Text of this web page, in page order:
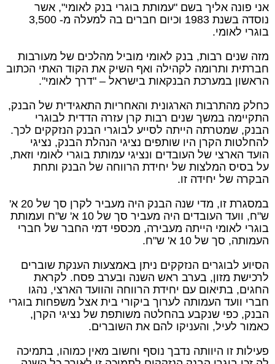
אני פונה אליך בשם "עמותת בוגרי בנק לאומי", אשר
נוסדה בשנת 1983 וכיום חברים בה למעלה מ- 3,500
בוגרי לאומי.
מזה שנים רבות, בנק לאומי מוביל מהלכים של מעורבות
חברתית ותרומה לקהילה ואף השיק את הקוד האתי הכתוב
הראשון במערכת הבנקאות בישראל – "דרך לאומי".
כחלק מהתרבות הארגונית והאחריות התאגידית של הבנק,
התקיימה במשך שנים רבות קרן עזרה הדדית לבוגרי
הבנק, שמטרתה הייתה לסייע לבוגרי הבנק הנזקקים לכך.
להחלטות הקרן היו שותפים נציגי הנהלת הבנק, נציגי
הועד הארצי של העובדים ונציגי עמותת בוגרי לאומי וזאת,
על בסיס המלצות של יחידת הרווחה של הבנק ותחת
הבקרה של יחידה זו.
במסגרת זו, מדי שנה הבנק היה מעביר לקרן סך של 20 א'
ש"ח, וועד העובדים היה מעביר סך של 10 א' ש"ח ועמותת
בוגרי לאומי הייתה מעבירה, מכספי דמי החבר של חברי
העמותה, סך של 10 א' ש"ח.
הסיוע לבוגרים הנזקקים ניתן באמצעות הענקת שוברים
לרכישת מזון, בערב ראש השנה ובערב פסח. לקראת
החגים, בתיאום עם יחידת הרווחה והוועד הארצי, נהגו
חברי וועד העמותה לערוך ביקורי בית אצל משפחות בוגרי
הבנק, כפי שנקבע בהחלטה משותפת של נציגי הקרן,
כאמור לעיל, והעניקו להם את השוברים.
פעילות זו היוותה נדבך נוסף וחשוב מאין כמוהו, בתמיכה